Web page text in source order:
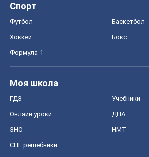
Спорт
Футбол Баскетбол
Хоккей Бокс
Формула-1
Моя школа
ГДЗ Учебники
Онлайн уроки ДПА
ЗНО НМТ
СНГ решебники